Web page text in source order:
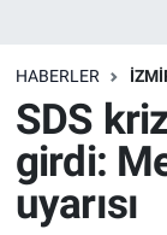
HABERLER
SDS
girdi:
uyarısı